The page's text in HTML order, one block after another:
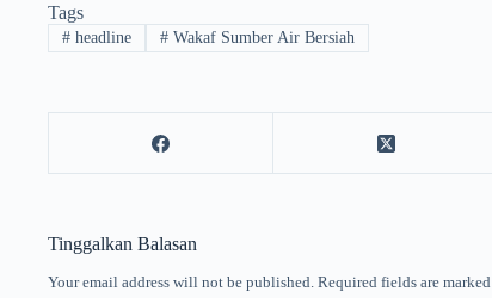
Tags
#headline #Wakaf Sumber Air Bersiah
Tinggalkan Balasan
Your email address will not be published. Required fields are marked